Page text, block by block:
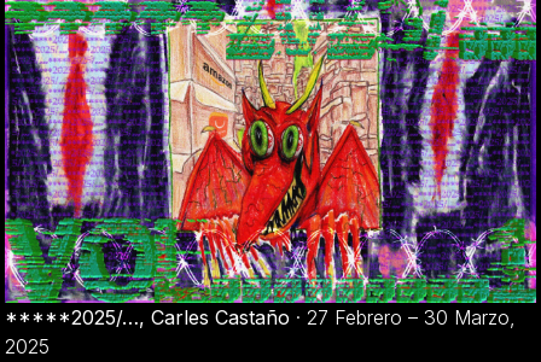
*****2025/…, Carles Castaño · 27 Febrero – 30 Marzo,
2025